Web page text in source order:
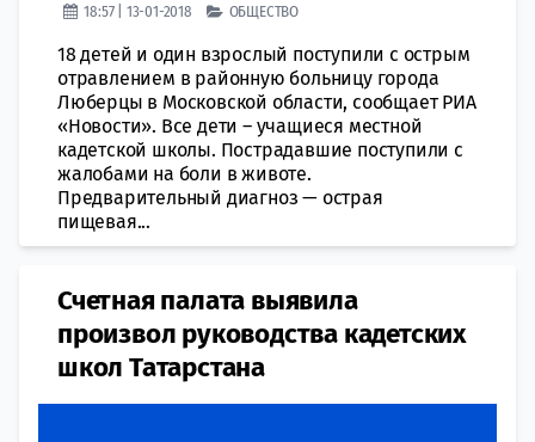
18:57 | 13-01-2018 ОБЩЕСТВО
18 детей и один взрослый поступили с острым
отравлением в районную больницу города
Люберцы в Московской области, сообщает РИА
«Новости». Все дети – учащиеся местной
кадетской школы. Пострадавшие поступили с
жалобами на боли в животе.
Предварительный диагноз — острая
пищевая...
Счетная палата выявила
произвол руководства кадетских
школ Татарстана